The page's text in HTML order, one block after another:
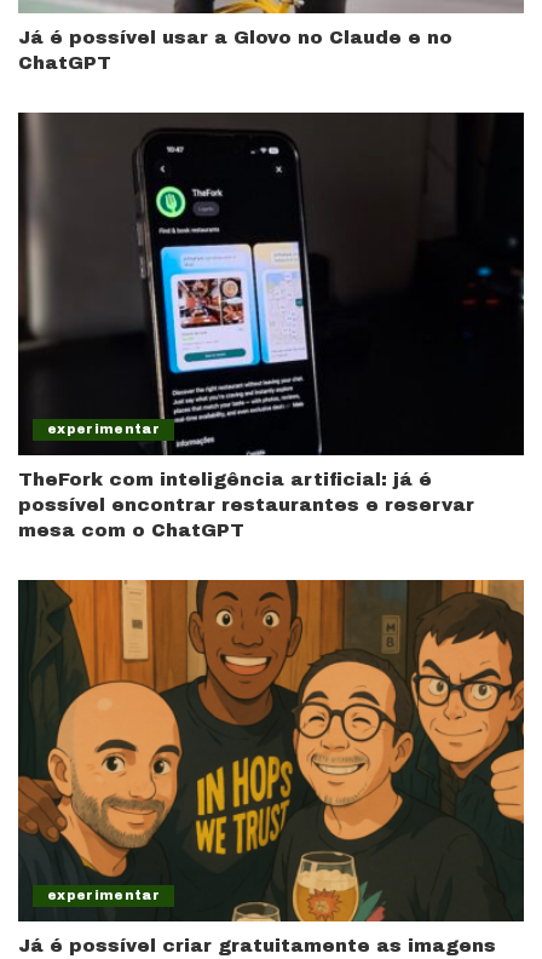
Já é possível usar a Glovo no Claude e no
ChatGPT
experimentar
TheFork com inteligência artificial: já é
possível encontrar restaurantes e reservar
mesa com o ChatGPT
experimentar
Já é possível criar gratuitamente as imagens